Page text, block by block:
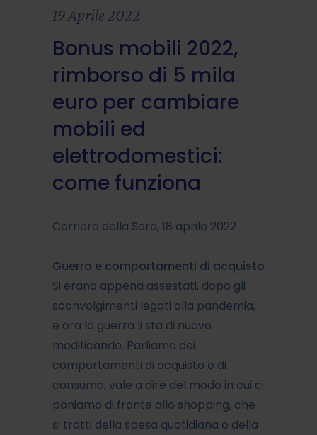
19 Aprile 2022
Bonus mobili 2022,
rimborso di 5 mila
euro per cambiare
mobili ed
elettrodomestici:
come funziona
Corriere della Sera, 18 aprile 2022
Guerra e comportamenti di acquisto
Si erano appena assestati, dopo gli
sconvolgimenti legati alla pandemia,
e ora la guerra li sta di nuovo
modificando. Parliamo dei
comportamenti di acquisto e di
consumo, vale a dire del modo in cui ci
poniamo di fronte allo shopping, che
si tratti della spesa quotidiana o della